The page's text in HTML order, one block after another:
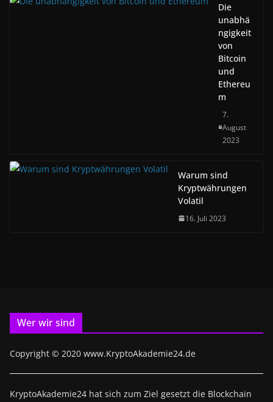
Die
unabhä
ngigkeit
von
Bitcoin
und
Ethereu
m
7.
August
2023
Warum sind
Kryptwährungen
Volatil
16. Juli 2023
Wer wir sind
Copyright © 2020 www.KryptoAkademie24.de
KryptoAkademie24 hat sich zum Ziel gesetzt die Blockchain